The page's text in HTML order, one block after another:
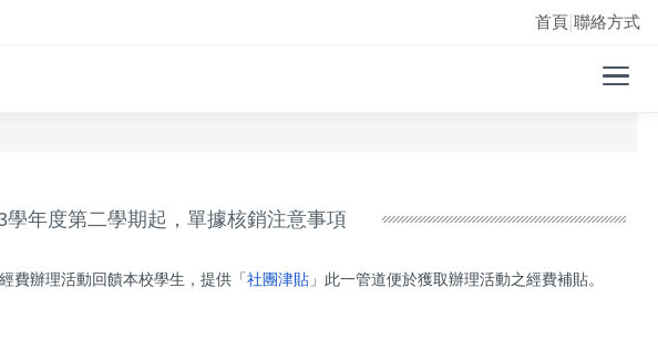
首頁 聯絡方式
學年度第二學期起，單據核銷注意事項
費辦理活動回饋本校學生，提供「社團津貼」此一管道便於獲取辦理活動之經費補貼。